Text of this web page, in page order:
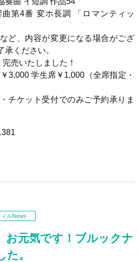
第4番 変ホ長調 「ロマンティッ
ど、内容が変更になる場合がござ
承ください。
売いたしました！
学生席￥1,000（全席指定・
チケット受付でのみご予約承りま
ルNews
お元気です！ブルックナ
。